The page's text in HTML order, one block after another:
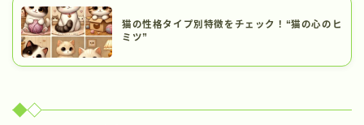
猫の性格タイプ別特徴をチェック！“猫の心のヒ
ミツ”